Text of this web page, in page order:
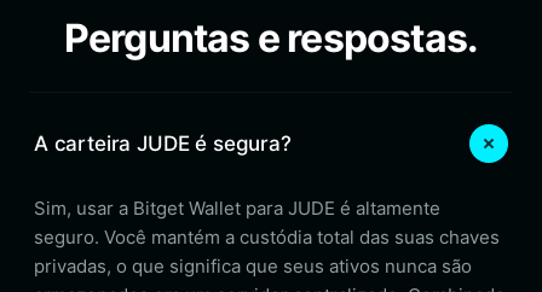
Perguntas e respostas.
A carteira JUDE é segura?
Sim, usar a Bitget Wallet para JUDE é altamente
seguro. Você mantém a custódia total das suas chaves
privadas, o que significa que seus ativos nunca são